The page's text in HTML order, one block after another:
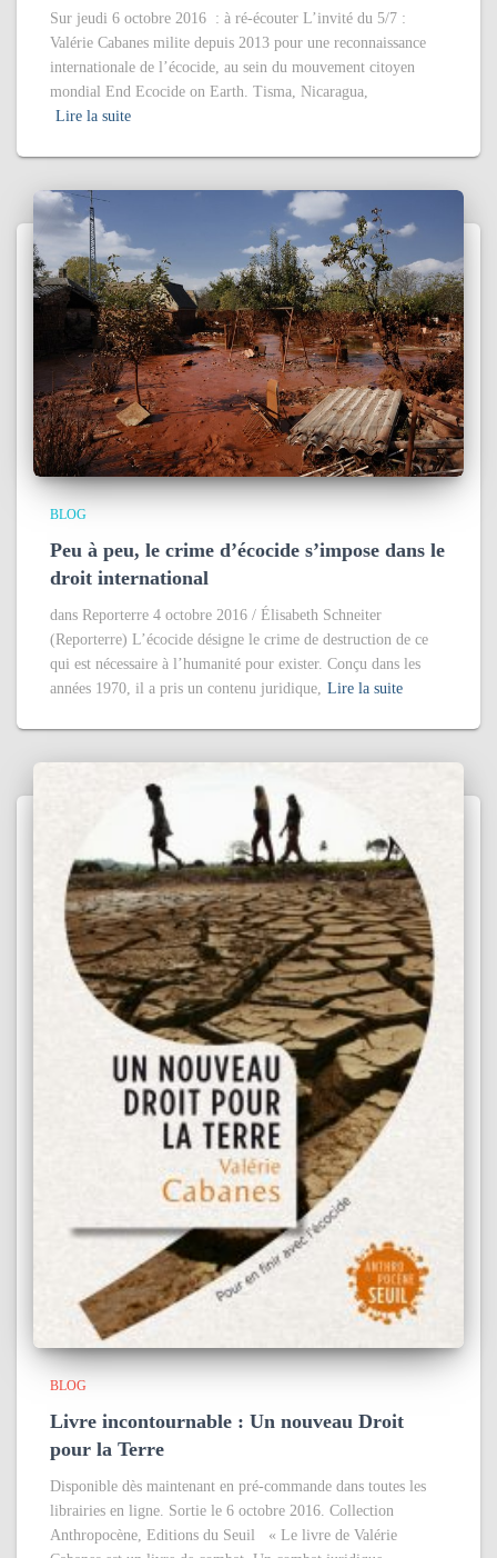
Sur jeudi 6 octobre 2016 : à ré-écouter L’invité du 5/7 :
Valérie Cabanes milite depuis 2013 pour une reconnaissance
internationale de l’écocide, au sein du mouvement citoyen
mondial End Ecocide on Earth. Tisma, Nicaragua,
Lire la suite
BLOG
Peu à peu, le crime d’écocide s’impose dans le
droit international
dans Reporterre 4 octobre 2016 / Élisabeth Schneiter
(Reporterre) L’écocide désigne le crime de destruction de ce
qui est nécessaire à l’humanité pour exister. Conçu dans les
années 1970, il a pris un contenu juridique, Lire la suite
BLOG
Livre incontournable : Un nouveau Droit
pour la Terre
Disponible dès maintenant en pré-commande dans toutes les
librairies en ligne. Sortie le 6 octobre 2016. Collection
Anthropocène, Editions du Seuil « Le livre de Valérie